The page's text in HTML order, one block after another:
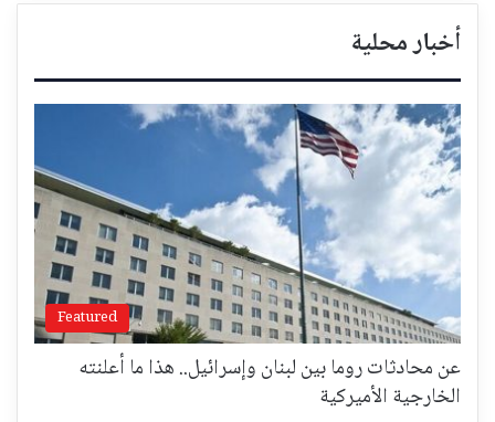
أخبار محلية
Featured
عن محادثات روما بين لبنان وإسرائيل.. هذا ما أعلنته
الخارجية الأميركية